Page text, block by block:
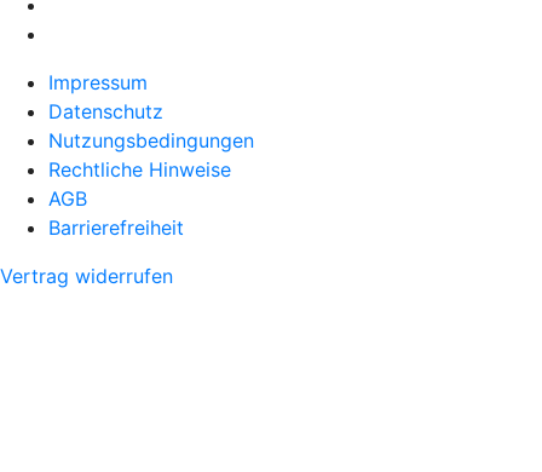
Impressum
Datenschutz
Nutzungsbedingungen
Rechtliche Hinweise
AGB
Barrierefreiheit
Vertrag widerrufen